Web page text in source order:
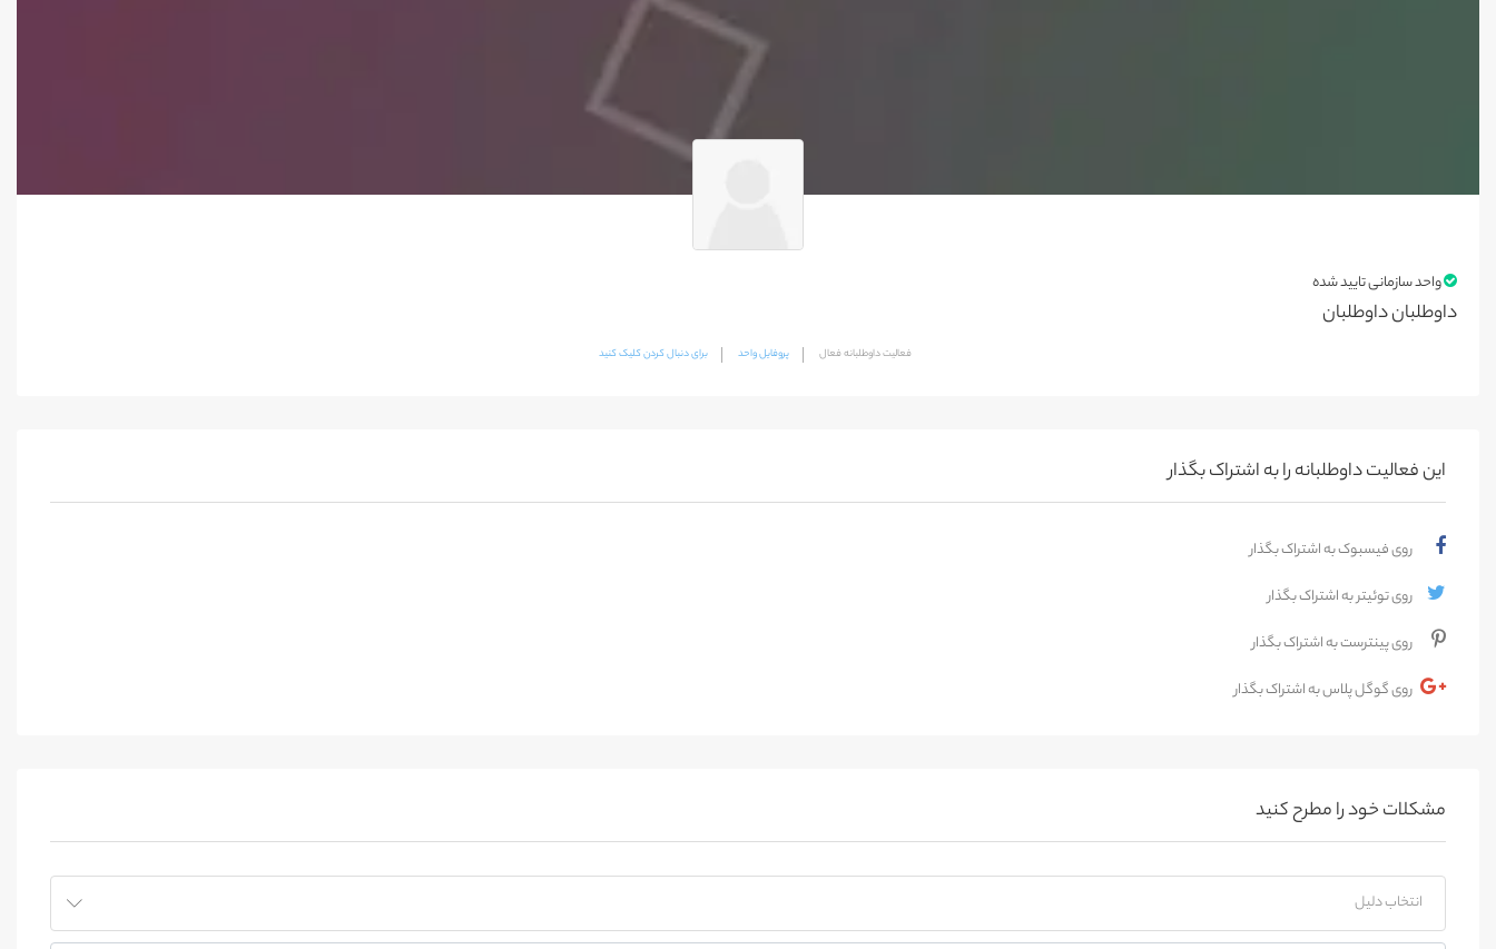
واحد سازمانی تایید شده
داوطلبان داوطلبان
فعالیت داوطلبانه فعال پروفایل واحد برای دنبال کردن کلیک کنید
این فعالیت‌ داوطلبانه را به اشتراک بگذار
روی فیسبوک به اشتراک بگذار
روی توئیتر به اشتراک بگذار
روی پینترست به اشتراک بگذار
روی گوگل پلاس به اشتراک بگذار
مشکلات خود را مطرح کنید